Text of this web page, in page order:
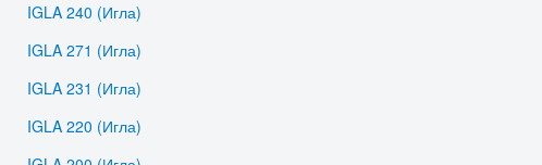
IGLA 240 (Игла)
IGLA 271 (Игла)
IGLA 231 (Игла)
IGLA 220 (Игла)